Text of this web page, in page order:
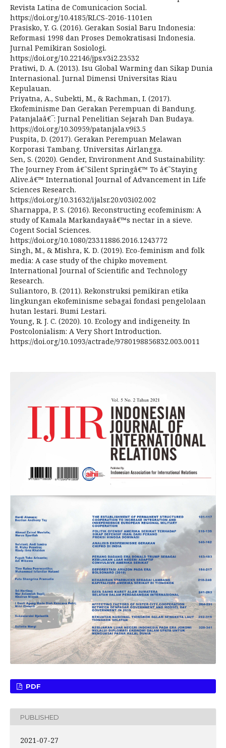
Revista Latina de Comunicacion Social.
https://doi.org/10.4185/RLCS-2016-1101en
Prasisko, Y. G. (2016). Gerakan Sosial Baru Indonesia:
Reformasi 1998 dan Proses Demokratisasi Indonesia.
Jurnal Pemikiran Sosiologi.
https://doi.org/10.22146/jps.v3i2.23532
Pratiwi, D. A. (2013). Isu Global Warming dan Sikap Dunia
Internasional. Jurnal Dimensi Universitas Riau
Kepulauan.
Priyatna, A., Subekti, M., & Rachman, I. (2017).
Ekofeminisme Dan Gerakan Perempuan di Bandung.
Patanjalaâ€¯: Jurnal Penelitian Sejarah Dan Budaya.
https://doi.org/10.30959/patanjala.v9i3.5
Puspita, D. (2017). Gerakan Perempuan Melawan
Korporasi Tambang. Universitas Airlangga.
Sen, S. (2020). Gender, Environment And Sustainability:
The Journey From â€˜Silent Springâ€™ To â€˜Staying
Alive.â€™ International Journal of Advancement in Life
Sciences Research.
https://doi.org/10.31632/ijalsr.20.v03i02.002
Sharnappa, P. S. (2016). Reconstructing ecofeminism: A
study of Kamala Markandayaâ€™s nectar in a sieve.
Cogent Social Sciences.
https://doi.org/10.1080/23311886.2016.1243772
Singh, M., & Mishra, K. D. (2019). Eco-feminism and folk
media: A case study of the chipko movement.
International Journal of Scientific and Technology
Research.
Suliantoro, B. (2011). Rekonstruksi pemikiran etika
lingkungan ekofeminisme sebagai fondasi pengelolaan
hutan lestari. Bumi Lestari.
Young, R. J. C. (2020). 10. Ecology and indigeneity. In
Postcolonialism: A Very Short Introduction.
https://doi.org/10.1093/actrade/9780198856832.003.0011
PDF
PUBLISHED
2021-07-27